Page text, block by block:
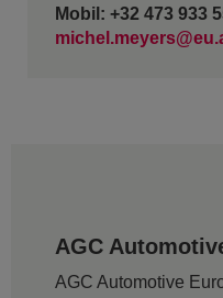
Mobil: +32 473 933
AGC
AGC Automotive